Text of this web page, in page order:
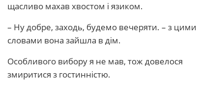
щасливо махав хвостом і язиком.
– Ну добре, заходь, будемо вечеряти. – з цими
словами вона зайшла в дім.
Особливого вибору я не мав, тож довелося
змиритися з гостинністю.